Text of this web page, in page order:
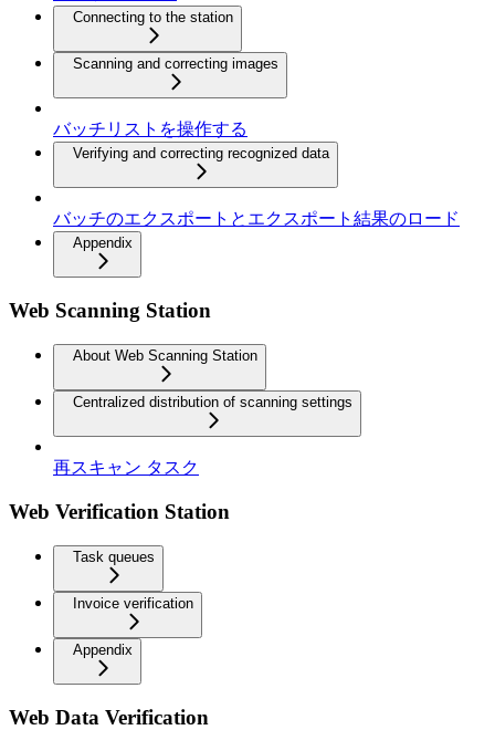
Connecting to the station
Scanning and correcting images
バッチリストを操作する
Verifying and correcting recognized data
バッチのエクスポートとエクスポート結果のロード
Appendix
Web Scanning Station
About Web Scanning Station
Centralized distribution of scanning settings
再スキャン タスク
Web Verification Station
Task queues
Invoice verification
Appendix
Web Data Verification